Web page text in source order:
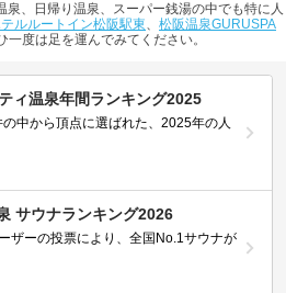
、日帰り温泉、スーパー銭湯の中でも特に人
ルルートイン松阪駅東、 松阪温泉GURUSPA
一度は足を運んでみてください。
ィ温泉年間ランキング2025
中から頂点に選ばれた、2025年の人
サウナランキング2026
ザーの投票により、全国No.1サウナが